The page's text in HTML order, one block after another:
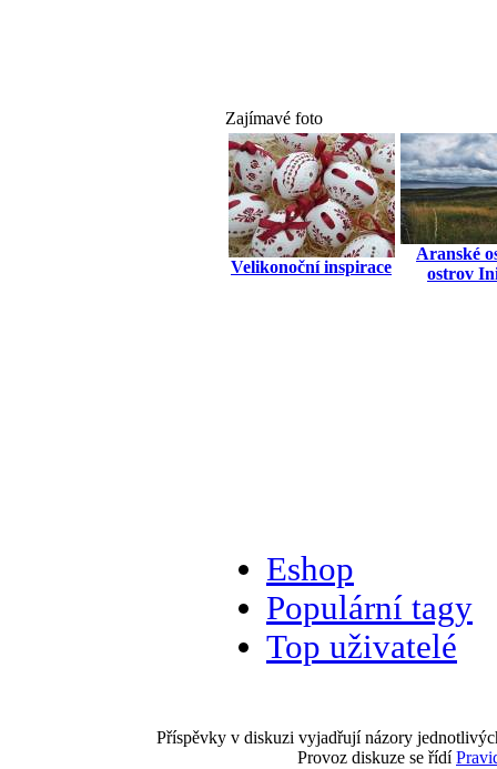
Zajímavé foto
Velikonoční inspirace
Aranské
ostrov
Eshop
Populární tagy
Top uživatelé
Příspěvky v diskuzi vyjadřují názory
Provoz diskuze se řídí